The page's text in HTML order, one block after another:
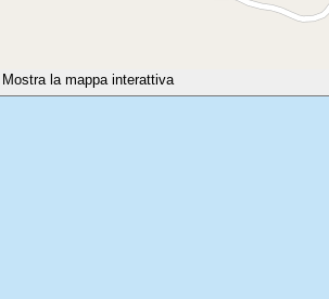
la mappa interattiva